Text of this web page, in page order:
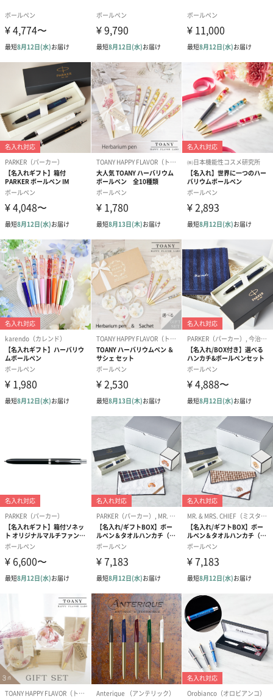
あるホワイトドットは伝統と品質を証明し、歴代アメリカ大統領
に愛用されてきた信頼の筆記具メーカーです。
大切な方へ高品質な1本を
スタイリッシュで持ちやすい設計のボールペン。
女性の方でも使いやすいため、どんな方への贈り物にもおすす
め。
大切な方へのプレゼントや、ご自分へのご褒美にいかがですか？
商品詳細情報
商品本体サイ
ズ
幅137mm×高さ8.9mm
商品本体重量
24g
パッケージ内
同梱物
保証規定・取扱説明書
パッケージ外
直方体紙箱
パッケージ外
装サイズ
幅182mm×奥行68mm×高さ41mm
パッケージ全
ドイツ
ボディ/キャップ：真鍮+クロームプレート/ラッカー
リップ/トリム：クロームプレート/PVD/ゴールドトー
ンプレート
商品オプション情報
お届けボックスオプション
配送用のダンボールを装飾いたします。お相手のご住所に直接お
送りする際に人気のオプションです。お相手に直接手渡しする場
合は、紙袋との併用もおすすめです。